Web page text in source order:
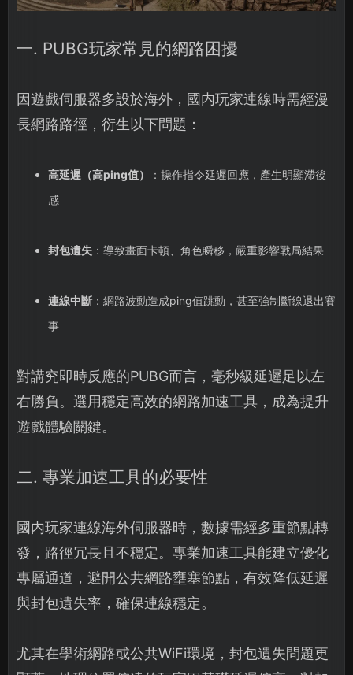
一. PUBG玩家常見的網路困擾
因遊戲伺服器多設於海外，國内玩家連線時需經漫
長網路路徑，衍生以下問題：
高延遲（高ping值）
：操作指令延遲回應，產生明顯滯後
感
封包遺失：導致畫面卡頓、角色瞬移，嚴重影響戰局結果
連線中斷：網路波動造成ping值跳動，甚至強制斷線退出賽
事
對講究即時反應的PUBG而言，毫秒級延遲足以左
右勝負。選用穩定高效的網路加速工具，成為提升
遊戲體驗關鍵。
二. 專業加速工具的必要性
國内玩家連線海外伺服器時，數據需經多重節點轉
發，路徑冗長且不穩定。專業加速工具能建立優化
專屬通道，避開公共網路壅塞節點，有效降低延遲
與封包遺失率，確保連線穩定。
尤其在學術網路或公共WiFi環境，封包遺失問題更